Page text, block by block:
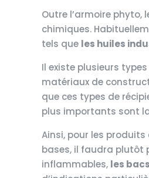
Outre l’armoire
chimiques.
tels que les huiles
Il existe plusieurs
matériaux de
que ces types de
plus importants sont
Ainsi, pour les
bases, il faudra plutôt
inflammables, les